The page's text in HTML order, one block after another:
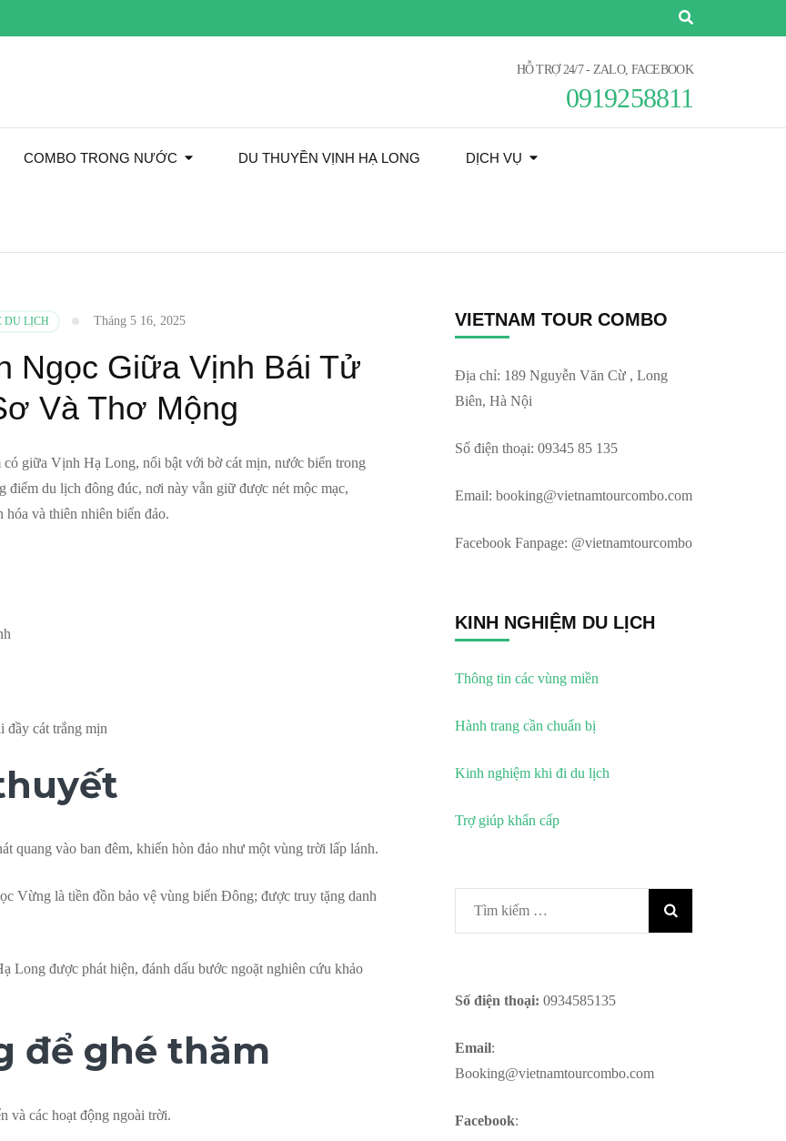
HỖ TRỢ 24/7 - ZALO, FACEBOOK
0919258811
COMBO TRONG NƯỚC DU THUYỀN VỊNH HẠ LONG DỊCH VỤ
DU LỊCH Tháng 5 16, 2025
Ngọc Giữa Vịnh Bái Tử
Và Thơ Mộng
giữa Vịnh Hạ Long, nổi bật với bờ cát mịn, nước biển trong
điểm du lịch đông đúc, nơi này vẫn giữ được nét mộc mạc,
và thiên nhiên biển đảo.
đầy cát trắng mịn
quang vào ban đêm, khiến hòn đảo như một vùng trời lấp lánh.
Vừng là tiền đồn bảo vệ vùng biển Đông; được truy tặng danh
Long được phát hiện, đánh dấu bước ngoặt nghiên cứu khảo
để ghé thăm
và các hoạt động ngoài trời.
VIETNAM TOUR COMBO
Địa chỉ: 189 Nguyễn Văn Cừ , Long
Biên, Hà Nội
Số điện thoại: 09345 85 135
Email: booking@vietnamtourcombo.com
Facebook Fanpage: @vietnamtourcombo
KINH NGHIỆM DU LỊCH
Thông tin các vùng miền
Hành trang cần chuẩn bị
Kinh nghiệm khi đi du lịch
Trợ giúp khẩn cấp
Tìm
kiếm
Số điện thoại: 0934585135
Email:
Booking@vietnamtourcombo.com
Facebook: